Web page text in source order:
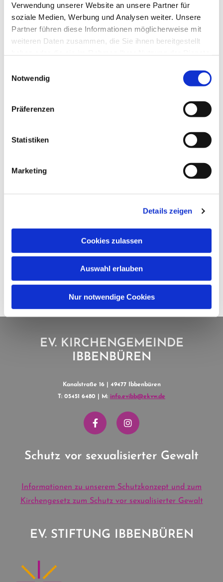
Verwendung unserer Website an unsere Partner für
soziale Medien, Werbung und Analysen weiter. Unsere
Partner führen diese Informationen möglicherweise mit
weiteren Daten zusammen, die Sie ihnen bereitgestellt
Notwendig
Präferenzen
Statistiken
Marketing
Details zeigen
Cookies zulassen
Auswahl erlauben
Nur notwendige Cookies
Dies könnte Sie auch
interessieren
EV. KIRCHENGEMEINDE
IBBENBÜREN
Kanalstraße 16 | 49477 Ibbenbüren
T: 05451 6480 | M: info.evibb@ekvw.de
Schutz vor sexualisierter Gewalt
Informationen zu unserem Schutzkonzept und zum
Kirchengesetz zum Schutz vor sexualisierter Gewalt
EV. STIFTUNG IBBENBÜREN